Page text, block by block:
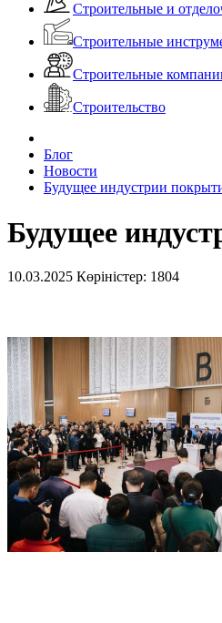
Строительные и
Строительные
Строительные
Строительство
Блог
Новости
Будущее индустрии
Будущее
10.03.2025 Көріністер: 1804